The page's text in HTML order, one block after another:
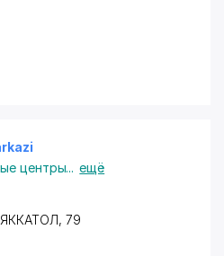
центры... ещё
79